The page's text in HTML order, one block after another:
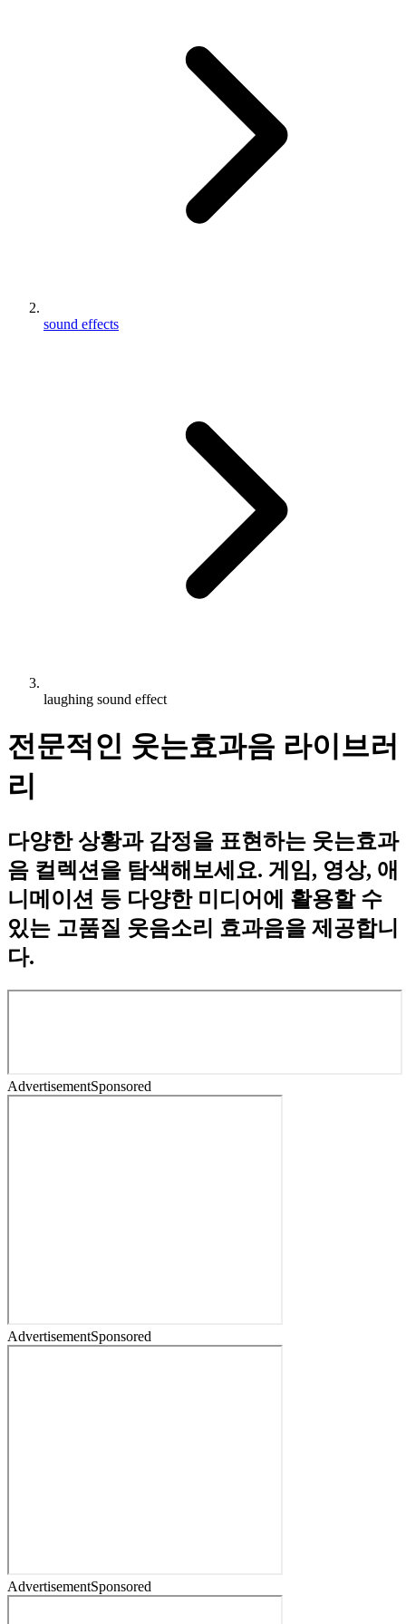
sound effects
laughing sound effect
전문적인 웃는효과음 라이브러
리
다양한 상황과 감정을 표현하는 웃는효과
음 컬렉션을 탐색해보세요. 게임, 영상, 애
니메이션 등 다양한 미디어에 활용할 수
있는 고품질 웃음소리 효과음을 제공합니
다.
AdvertisementSponsored
AdvertisementSponsored
AdvertisementSponsored